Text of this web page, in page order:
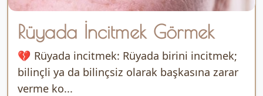
Rüyada İncitmek Görmek
💔 Rüyada incitmek: Rüyada birini incitmek;
bilinçli ya da bilinçsiz olarak başkasına zarar
verme ko...